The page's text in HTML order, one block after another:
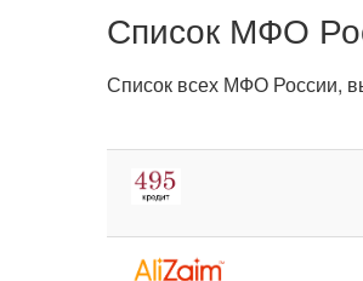
Список МФО
Список всех МФО России,